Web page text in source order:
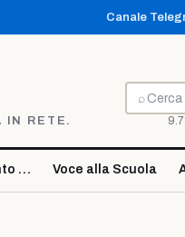
Canale
IN RETE.
⌕
Cerca
… Voce alla Scuola